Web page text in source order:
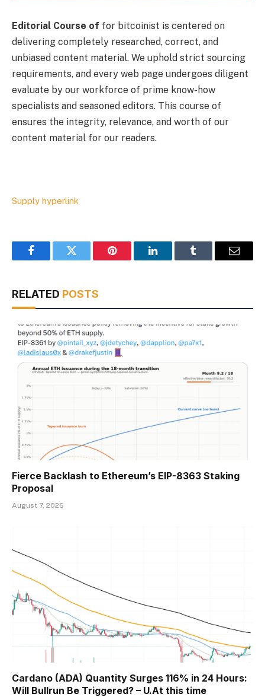
Editorial Course of for bitcoinist is centered on
delivering completely researched, correct, and
unbiased content material. We uphold strict sourcing
requirements, and every web page undergoes diligent
evaluate by our workforce of prime know-how
specialists and seasoned editors. This course of
ensures the integrity, relevance, and worth of our
content material for our readers.
Supply hyperlink
FacebookTwitter Pinterest LinkedInTumblr Email
RELATED POSTS
Fierce Backlash to Ethereum’s EIP-8363 Staking
Proposal
August 7, 2026
Cardano (ADA) Quantity Surges 116% in 24 Hours:
Will Bullrun Be Triggered? – U.At this time